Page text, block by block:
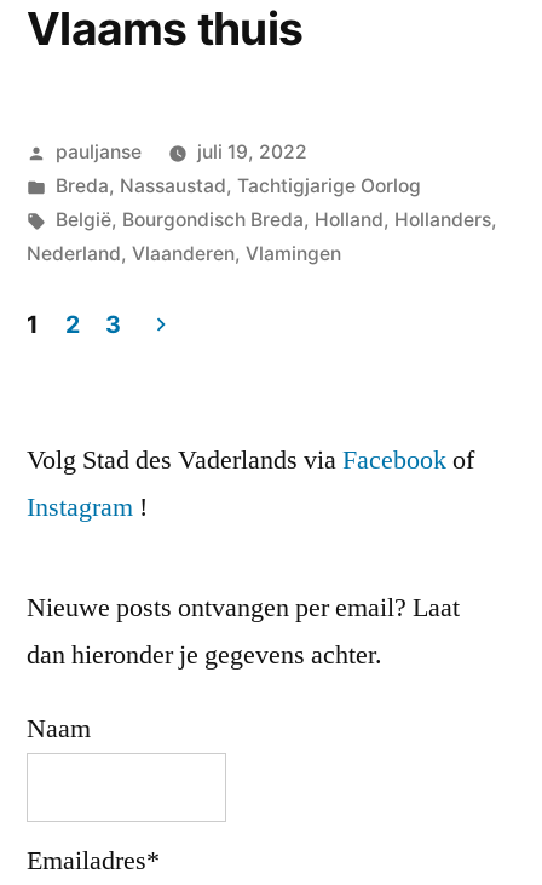
Vlaams thuis
Geplaatst
door
pauljanse
juli 19, 2022
Geplaatst
in
Breda, Nassaustad, Tachtigjarige Oorlog
Tags:
België, Bourgondisch Breda, Holland, Hollanders,
Nederland, Vlaanderen, Vlamingen
1 2 3
Volg Stad des Vaderlands viaFacebookof
Instagram !
Nieuwe posts ontvangen per email? Laat
dan hieronder je gegevens achter.
Naam
Emailadres*